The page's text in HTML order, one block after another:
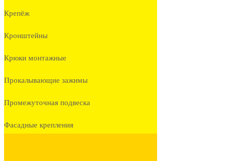
Крепёж
Кронштейны
Крюки монтажные
Прокалывающие зажимы
Промежуточная подвеска
Фасадные крепления